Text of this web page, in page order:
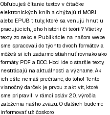
Obľubuješ čítanie textov v čítačke
elektronických kníh a chýbajú ti MOBI
alebo EPUB tituly, ktoré sa venujú hnutiu
pracujúcich, jeho histórii či teórii? Všetky
texty zo sekcie Publikácie na našom webe
sme spracovali do týchto dvoch formátov a
môžeš si ich zadarmo stiahnuť rovnako ako
formáty PDF a DOC. Hoci ide o staršie texty,
nestrácajú na aktuálnosti a význame. Ak
ich ešte nemáš prečítané, do toho! Tento
vianočný darček je prvou z aktivít, ktoré
sme pripravili v rámci osláv 20. výročia
založenia nášho zväzu. O ďalších budeme
informovať už čoskoro.